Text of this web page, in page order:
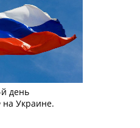
день
Украине.